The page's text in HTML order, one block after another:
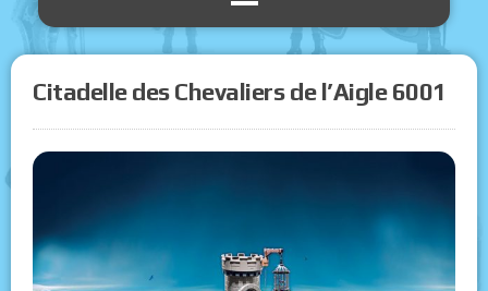
Citadelle des Chevaliers de l’Aigle 6001